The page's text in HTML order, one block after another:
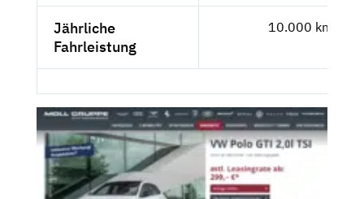
Jährliche
Fahrleistung
10.000 km